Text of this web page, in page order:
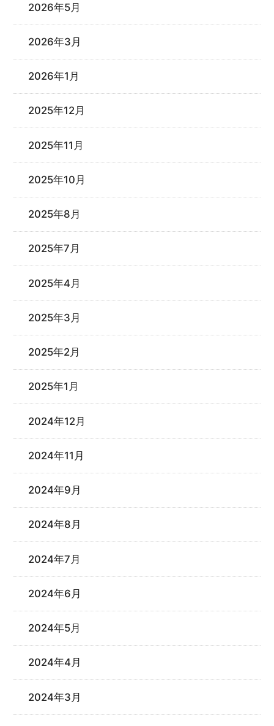
2026年5月
2026年3月
2026年1月
2025年12月
2025年11月
2025年10月
2025年8月
2025年7月
2025年4月
2025年3月
2025年2月
2025年1月
2024年12月
2024年11月
2024年9月
2024年8月
2024年7月
2024年6月
2024年5月
2024年4月
2024年3月